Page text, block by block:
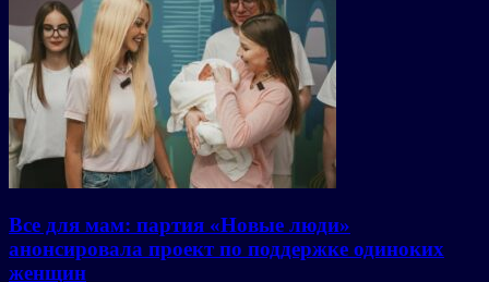
Все для мам: партия «Новые люди»
анонсировала проект по поддержке одиноких
женщин